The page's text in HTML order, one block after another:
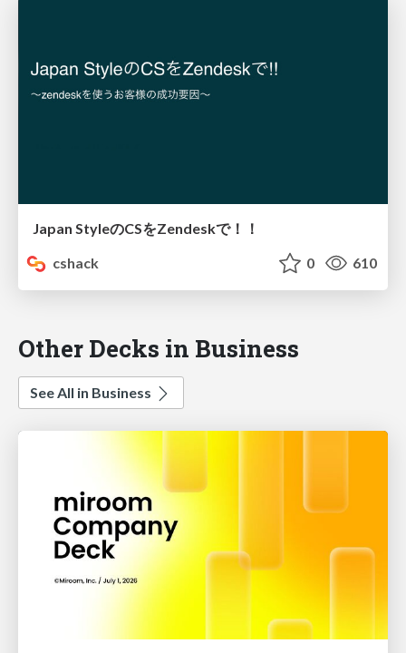
Japan StyleのCSをZendeskで！！
cshack
0 610
Other Decks in Business
See All in Business